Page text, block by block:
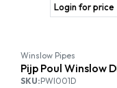
Login for price
Winslow Pipes
Pijp Poul Winslow D
SKU:PWI001D